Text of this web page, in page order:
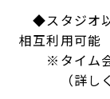
◆スタジオ
相互利用可能
※タイム会
（詳しくは